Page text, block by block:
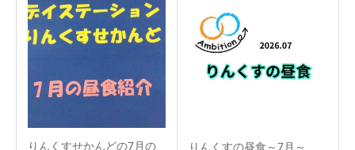
りんくすせかんどの7月の りんくすの昼食～7月～